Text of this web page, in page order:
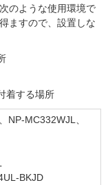
のような使用環境で
ますので、設置しな
着する場所
NP-MC332WJL、
BKJD